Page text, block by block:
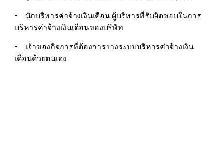
• นักบริหารค่าจ้างเงินเดือน ผู้บริหารที่รับผิดชอบในการ
บริหารค่าจ้างเงินเดือนของบริษัท
• เจ้าของกิจการที่ต้องการวางระบบบริหารค่าจ้างเงิน
เดือนด้วยตนเอง